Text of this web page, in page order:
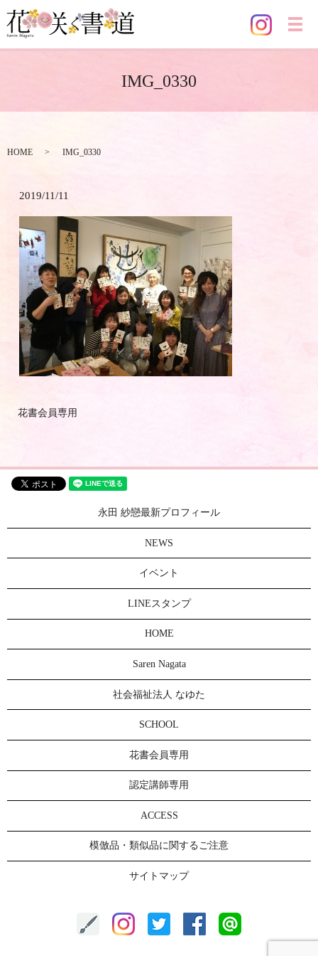
メ
IMG_0330
HOME IMG_0330
2019/11/11
花書会員専用
永田 紗戀最新プロフィール
NEWS
イベント
LINEスタンプ
HOME
Saren Nagata
社会福祉法人 なゆた
SCHOOL
花書会員専用
認定講師専用
ACCESS
模倣品・類似品に関するご注意
サイトマップ